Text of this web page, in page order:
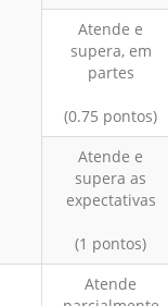
Atende e
supera, em
partes
(0.75 pontos)
Atende e
supera as
expectativas
(1 pontos)
Atende